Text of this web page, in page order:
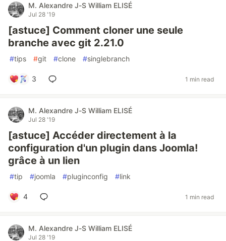
M. Alexandre J-S William ELISÉ
Jul 28 '19
[astuce] Comment cloner une seule
branche avec git 2.21.0
#tips #git #clone #singlebranch
3 1 min read
M. Alexandre J-S William ELISÉ
Jul 28 '19
[astuce] Accéder directement à la
configuration d'un plugin dans Joomla!
grâce à un lien
#tip #joomla #pluginconfig #link
4 1 min read
M. Alexandre J-S William ELISÉ
Jul 28 '19